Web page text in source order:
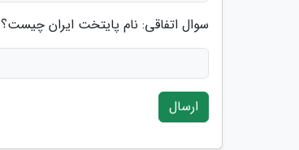
سوال اتفاقی: نام پایتخت ایران چیست؟
ارسال